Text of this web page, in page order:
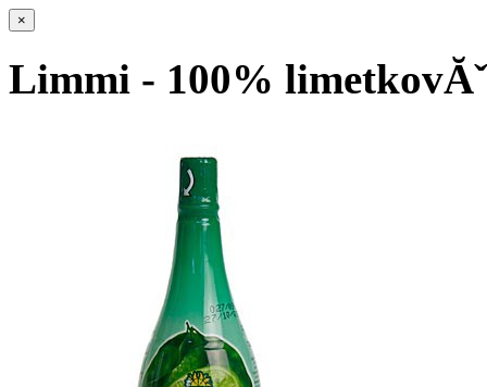
×
Limmi - 100%